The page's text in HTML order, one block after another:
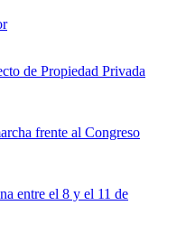
de Propiedad Privada
frente al Congreso
entre el 8 y el 11 de